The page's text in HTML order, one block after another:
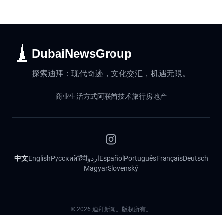
DubaiNewsGroup
探索迪拜：现代奇迹，文化交汇，机遇无限。
商业生活方式阿联酋技术旅行房地产
中文EnglishРусскийहिंदीاردوEspañol PortuguêsFrançaisDeutsch
MagyarSlovenský
© 2026 迪拜新闻。版权所有。